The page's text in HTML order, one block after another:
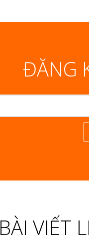
ĐĂNG
BÀI VIẾT